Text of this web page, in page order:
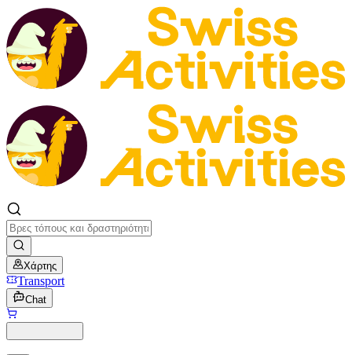
Χάρτης
Transport
Chat